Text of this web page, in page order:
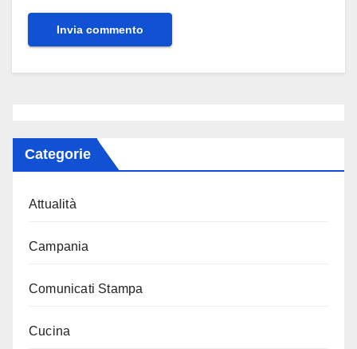
Categorie
Attualità
Campania
Comunicati Stampa
Cucina